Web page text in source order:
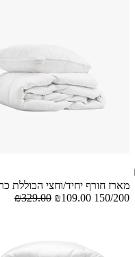
מארז חורף יחיד/וחצי הכוללת
150/200
₪109.00
₪329.00